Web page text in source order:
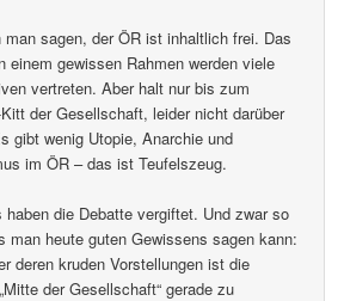
man sagen, der ÖR ist inhaltlich frei. Das
einem gewissen Rahmen werden viele
vertreten. Aber halt nur bis zum
der Gesellschaft, leider nicht darüber
gibt wenig Utopie, Anarchie und
im ÖR – das ist Teufelszeug.
haben die Debatte vergiftet. Und zwar so
man heute guten Gewissens sagen kann:
deren kruden Vorstellungen ist die
der Gesellschaft“ gerade zu